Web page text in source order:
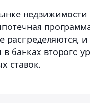
недвижимости
банках второго
ставок.